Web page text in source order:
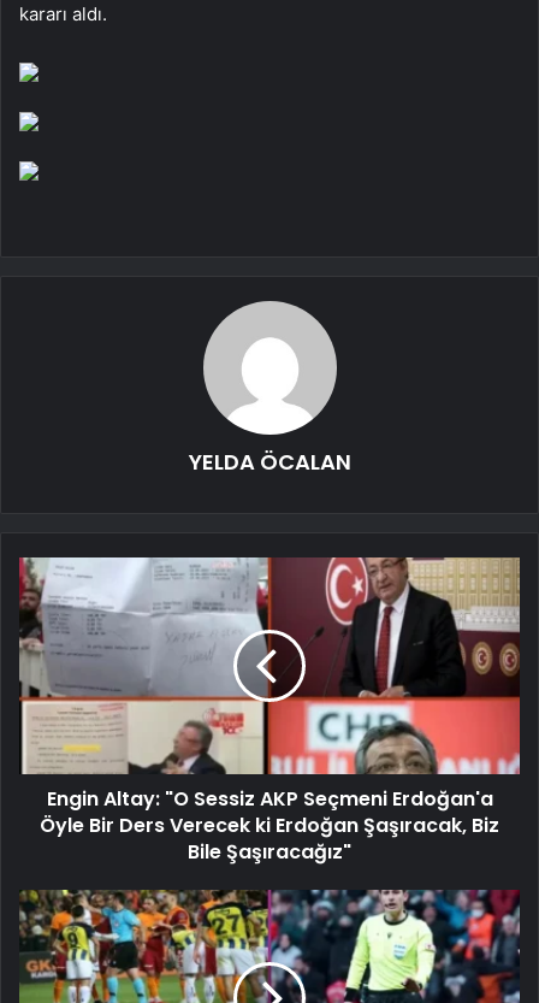
kararı aldı.
YELDA ÖCALAN
Engin Altay: "O Sessiz AKP Seçmeni Erdoğan'a
Öyle Bir Ders Verecek ki Erdoğan Şaşıracak, Biz
Bile Şaşıracağız"